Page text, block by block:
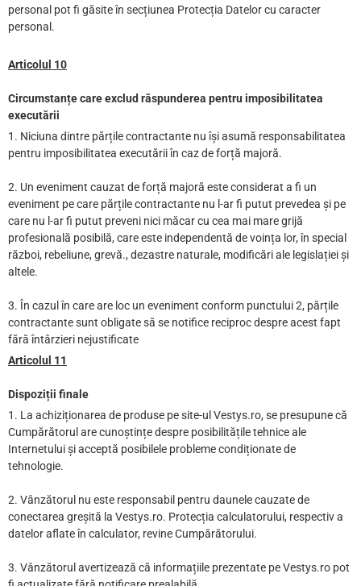
personal pot fi găsite în secțiunea Protecția Datelor cu caracter
personal.
Articolul 10
Circumstanțe care exclud răspunderea pentru imposibilitatea
executării
1. Niciuna dintre părțile contractante nu își asumă responsabilitatea
pentru imposibilitatea executării în caz de forță majoră.
2. Un eveniment cauzat de forță majoră este considerat a fi un
eveniment pe care părțile contractante nu l-ar fi putut prevedea și pe
care nu l-ar fi putut preveni nici măcar cu cea mai mare grijă
profesională posibilă, care este independentă de voința lor, în special
război, rebeliune, grevă., dezastre naturale, modificări ale legislației și
altele.
3. În cazul în care are loc un eveniment conform punctului 2, părțile
contractante sunt obligate să se notifice reciproc despre acest fapt
fără întârzieri nejustificate
Articolul 11
Dispoziții finale
1. La achiziționarea de produse pe site-ul Vestys.ro, se presupune că
Cumpărătorul are cunoștințe despre posibilitățile tehnice ale
Internetului și acceptă posibilele probleme condiționate de
tehnologie.
2. Vânzătorul nu este responsabil pentru daunele cauzate de
conectarea greșită la Vestys.ro. Protecția calculatorului, respectiv a
datelor aflate în calculator, revine Cumpărătorului.
3. Vânzătorul avertizează că informațiile prezentate pe Vestys.ro pot